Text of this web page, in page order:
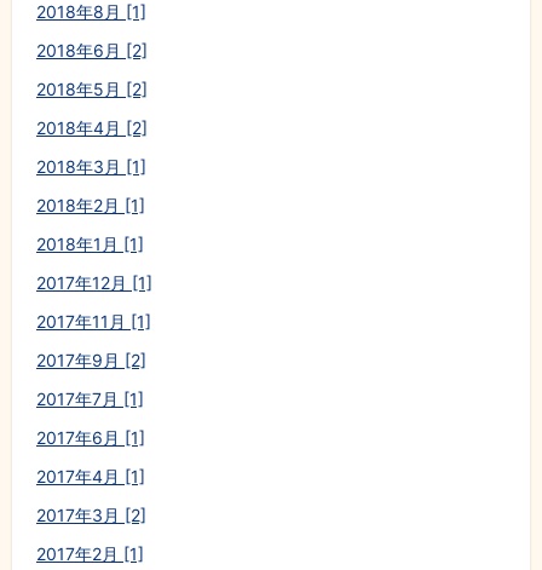
2018年8月 [1]
2018年6月 [2]
2018年5月 [2]
2018年4月 [2]
2018年3月 [1]
2018年2月 [1]
2018年1月 [1]
2017年12月 [1]
2017年11月 [1]
2017年9月 [2]
2017年7月 [1]
2017年6月 [1]
2017年4月 [1]
2017年3月 [2]
2017年2月 [1]